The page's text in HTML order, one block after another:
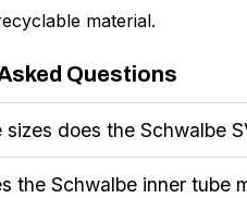
material.
Questions
sizes does the Schwalbe
the Schwalbe inner tube